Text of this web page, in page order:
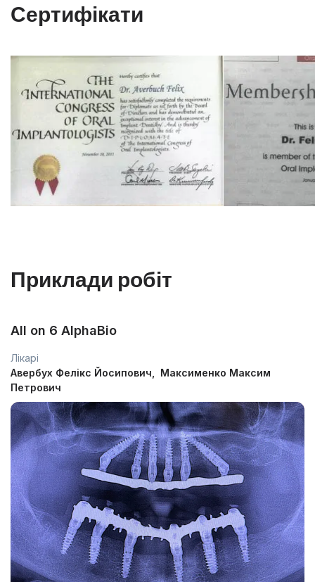
Сертифікати
Приклади робіт
All on 6 AlphaBio
Лікарі
Авербух Фелікс Йосипович
Максименко Максим
Петрович